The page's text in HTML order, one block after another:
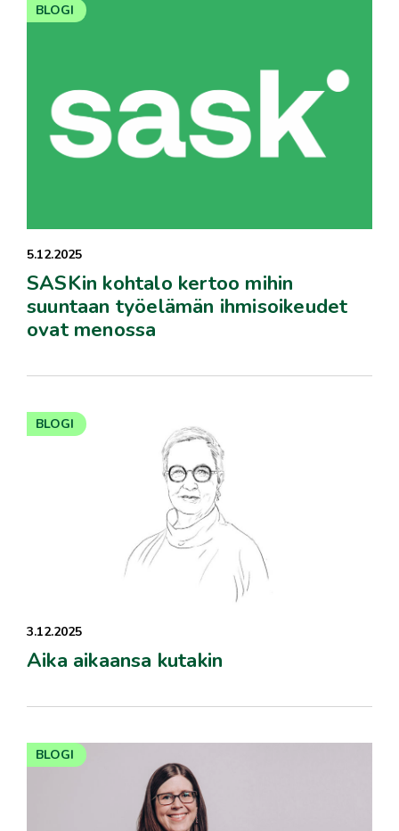
5.12.2025
SASKin kohtalo kertoo mihin
suuntaan työelämän ihmisoikeudet
ovat menossa
BLOGI
3.12.2025
Aika aikaansa kutakin
BLOGI
BLOGI